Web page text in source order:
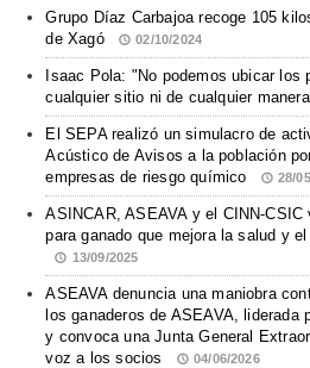
Grupo Díaz Carbajoa recoge 105
de Xagó
02/10/2024
Isaac Pola: "No podemos ubicar los
cualquier sitio ni de cualquier
El SEPA realizó un simulacro de
Acústico de Avisos a la población
empresas de riesgo químico
28/
ASINCAR, ASEAVA y el CINN-
para ganado que mejora la salud y
13/09/2025
ASEAVA denuncia una maniobra
los ganaderos de ASEAVA, liderada
y convoca una Junta General
voz a los socios
04/06/2026